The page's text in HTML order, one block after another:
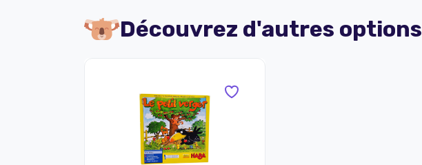
Découvrez d'autres options